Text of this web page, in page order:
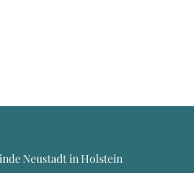
Neustadt in Holstein